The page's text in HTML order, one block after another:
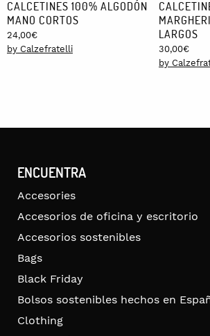
CALCETINES 100% ALGODÓN
MANO CORTOS
24,00€
by Calzefratelli
LARGOS
30,00€
by
ENCUENTRA
Accesories
Accesorios de oficina y escritorio
Accesorios sostenibles
Bags
Black Friday
Bolsos sostenibles hechos en
Clothing